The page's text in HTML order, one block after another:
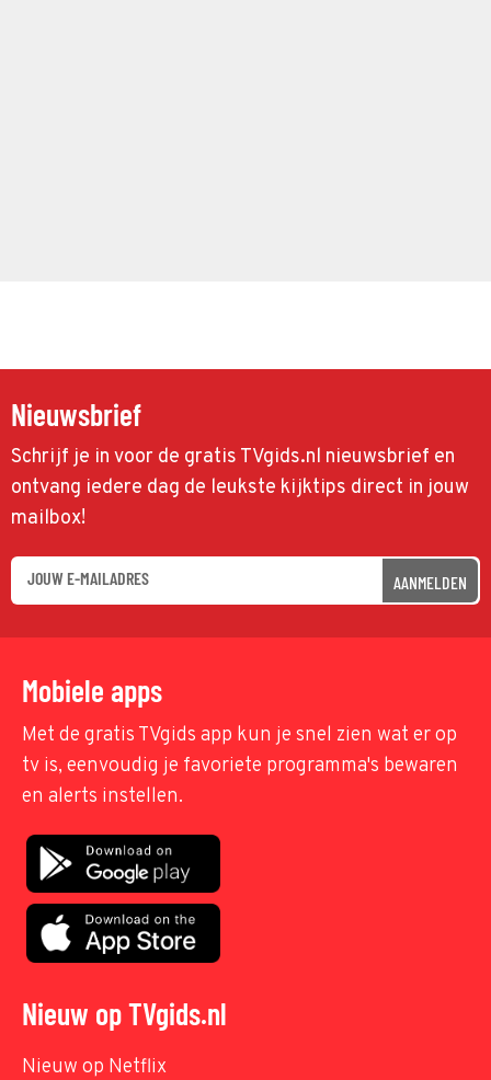
Nieuwsbrief
Schrijf je in voor de gratis TVgids.nl nieuwsbrief en
ontvang iedere dag de leukste kijktips direct in jouw
mailbox!
AANMELDEN
Mobiele apps
Met de gratis TVgids app kun je snel zien wat er op
tv is, eenvoudig je favoriete programma's bewaren
en alerts instellen.
Nieuw op TVgids.nl
Nieuw op Netflix